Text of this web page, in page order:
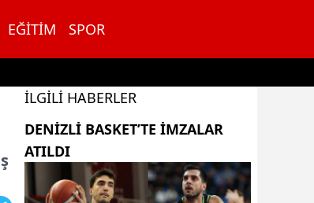
EĞITIM SPOR
İLGILI HABERLER
DENİZLİ BASKET’TE İMZALAR
ATILDI